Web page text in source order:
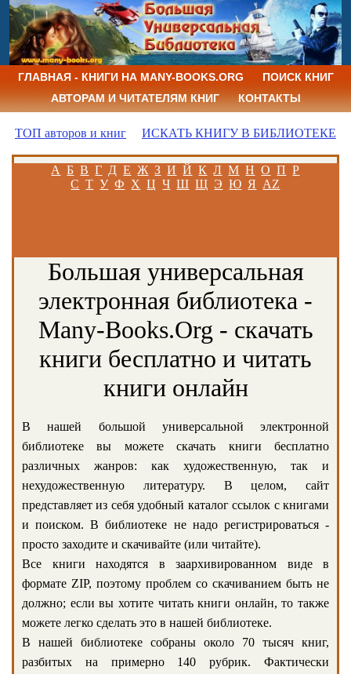
ГЛАВНАЯ - КНИГИ НА MANY-BOOKS.ORG
ПОИСК КНИГ
АВТОРАМ И ЧИТАТЕЛЯМ КНИГ
КОНТАКТЫ
ТОП авторов и книг ИСКАТЬ КНИГУ В БИБЛИОТЕКЕ
А Б В Г Д Е Ж З И Й К Л М Н О П Р
С Т У Ф Х Ц Ч Ш Щ Э Ю Я AZ
Большая универсальная
электронная библиотека -
Many-Books.Org - скачать
книги бесплатно и читать
книги онлайн
В нашей большой универсальной электронной
библиотеке вы можете скачать книги бесплатно
различных жанров: как художественную, так и
нехудожественную литературу. В целом, сайт
представляет из себя удобный каталог ссылок с книгами
и поиском. В библиотеке не надо регистрироваться -
просто заходите и скачивайте (или читайте).
Все книги находятся в заархивированном виде в
формате ZIP, поэтому проблем со скачиванием быть не
должно; если вы хотите читать книги онлайн, то также
можете легко сделать это в нашей библиотеке.
В нашей библиотеке собраны около 70 тысяч книг,
разбитых на примерно 140 рубрик. Фактически